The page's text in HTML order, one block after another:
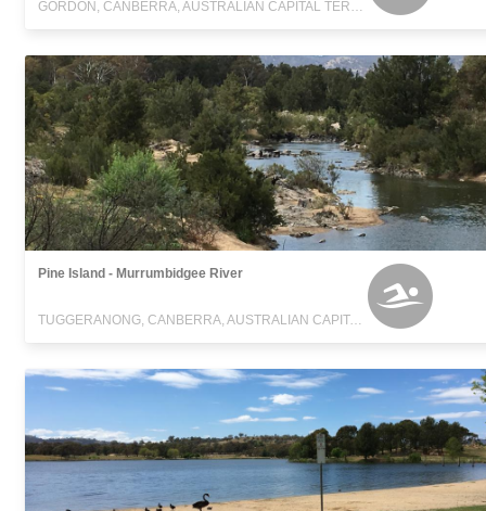
Pine Island - Murrumbidgee River
TUGGERANONG, CANBERRA, AUSTRALIAN CAPITAL TERRITORY